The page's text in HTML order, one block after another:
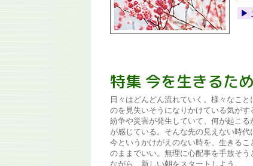
▶︎
特集 今を生きるた
日々はどんどん流れていく。様々なこ
のを見失いそうになりかけている気が
紛争や災害が発生していて、何が起こ
が感じている。そんな先の見えない時代
今というかけがえのない時を、生きる
のままでいい。無理に心配事を手放そ
ながら、新しい朝をスタートしよう。